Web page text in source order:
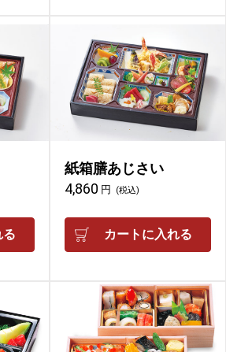
る
紙箱膳あじさい
4,860 円 (税込)
カートに入れる